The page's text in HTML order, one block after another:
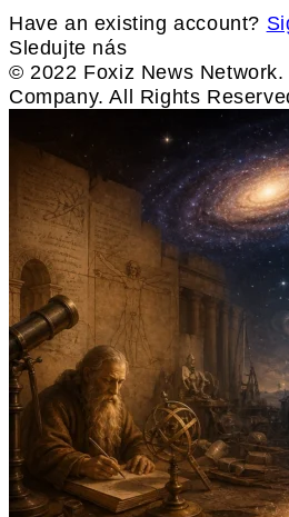
Have an existing account?
Sledujte nás
© 2022 Foxiz News Network.
Company. All Rights